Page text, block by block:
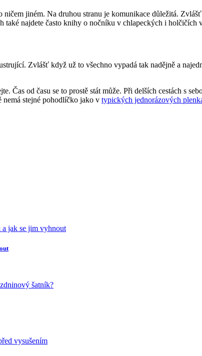
jiném. Na druhou stranu je komunikace důležitá.
najdete často knihy o nočníku v chlapeckých i holčičích
Zvlášť když už to všechno vypadá tak nadějně a
Čas od času se to prostě stát může. Při delších cestách s
nemá stejné pohodlíčko jako v typických jednorázových